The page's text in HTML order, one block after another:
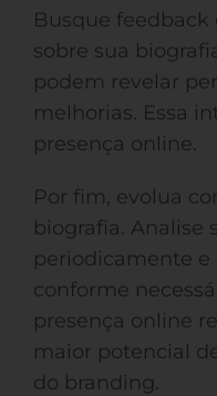
Busque feedback
sobre sua
podem revelar
melhorias. Essa
presença online.
Por fim, evolua
biografia. Analise
periodicamente
conforme
presença online
maior potencial
do branding.